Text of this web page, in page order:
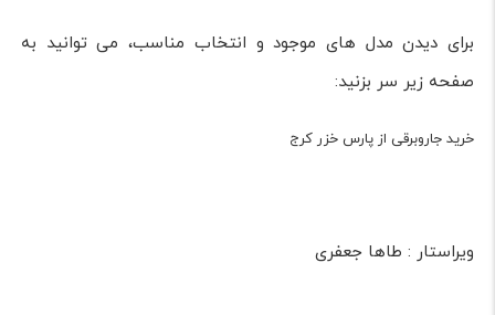
برای دیدن مدل های موجود و انتخاب مناسب، می توانید به
صفحه زیر سر بزنید:
خرید جاروبرقی از پارس خزر کرج
ویراستار : طاها جعفری